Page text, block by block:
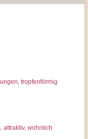
, tropfenförmig
, attraktiv, wohnlich